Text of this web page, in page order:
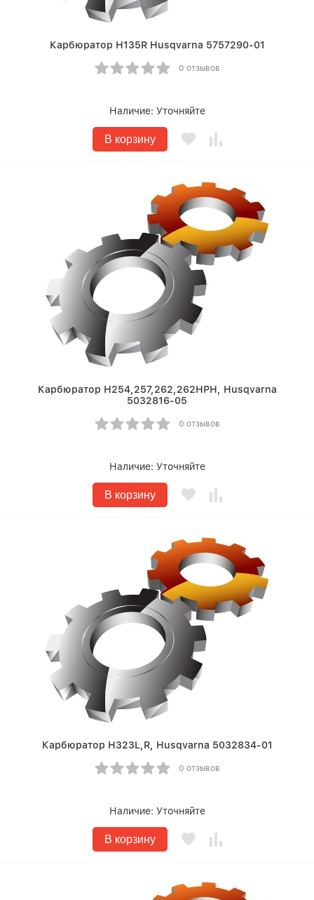
Карбюратор Н135R Husqvarna 5757290-01
0 отзывов
Наличие: Уточняйте
В корзину
Карбюратор Н254,257,262,262НРН, Husqvarna
5032816-05
0 отзывов
Наличие: Уточняйте
В корзину
Карбюратор Н323L,R, Husqvarna 5032834-01
0 отзывов
Наличие: Уточняйте
В корзину